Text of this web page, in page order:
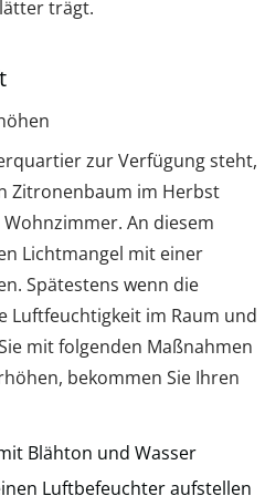
trägt.
zur Verfügung steht,
Zitronenbaum im Herbst
An diesem
Lichtmangel mit einer
Spätestens wenn die
Luftfeuchtigkeit im Raum und
mit folgenden Maßnahmen
bekommen Sie Ihren
Blähton und Wasser
Luftbefeuchter aufstellen